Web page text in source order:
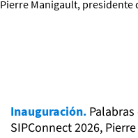
Inauguración.
SIPConnect 2026,